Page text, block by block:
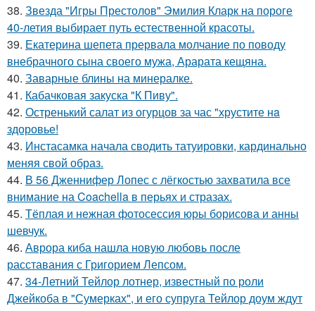
38. Звезда "Игры Престолов" Эмилия Кларк на пороге
40-летия выбирает путь естественной красоты.
39. Екатерина шепета прервала молчание по поводу
внебрачного сына своего мужа, Арарата кещяна.
40. Заварные блины на минералке.
41. Кабачковая закуска "К Пиву".
42. Остренький салат из огурцов за час "хрустите нa
здоровье!
43. Инстасамка начала сводить татуировки, кардинально
меняя свой образ.
44. В 56 Дженнифер Лопес с лёгкостью захватила все
внимание на Coachella в перьях и стразах.
45. Тёплая и нежная фотосессия юры борисова и анны
шевчук.
46. Аврора киба нашла новую любовь после
расставания с Григорием Лепсом.
47. 34-Летний Тейлор лотнер, известный по роли
Джейкоба в "Сумерках", и его супруга Тейлор доум ждут